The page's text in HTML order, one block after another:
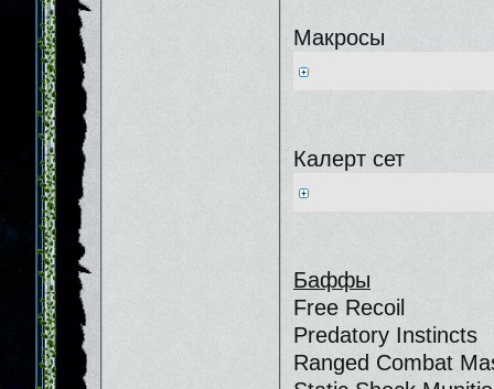
Макросы
Калерт сет
Баффы
Free Recoil
Predatory Instincts
Ranged Combat